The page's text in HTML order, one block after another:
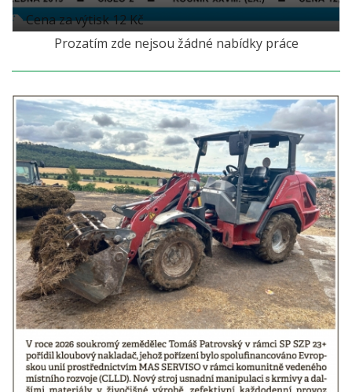
Cena za výtisk 12 Kč
Prozatím zde nejsou žádné nabídky práce